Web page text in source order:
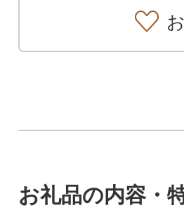
お礼品の内容・